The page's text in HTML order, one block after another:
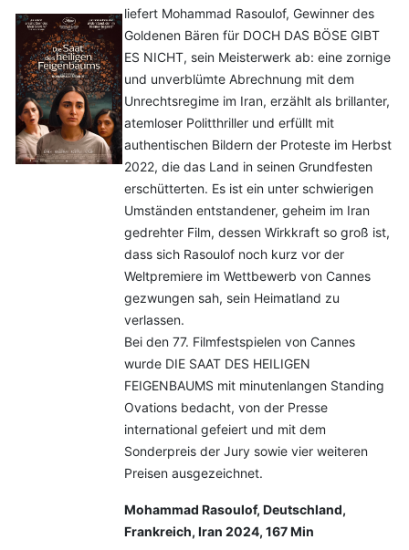
liefert Mohammad Rasoulof, Gewinner des
Goldenen Bären für DOCH DAS BÖSE GIBT
ES NICHT, sein Meisterwerk ab: eine zornige
und unverblümte Abrechnung mit dem
Unrechtsregime im Iran, erzählt als brillanter,
atemloser Politthriller und erfüllt mit
authentischen Bildern der Proteste im Herbst
2022, die das Land in seinen Grundfesten
erschütterten. Es ist ein unter schwierigen
Umständen entstandener, geheim im Iran
gedrehter Film, dessen Wirkkraft so groß ist,
dass sich Rasoulof noch kurz vor der
Weltpremiere im Wettbewerb von Cannes
gezwungen sah, sein Heimatland zu
verlassen.
Bei den 77. Filmfestspielen von Cannes
wurde DIE SAAT DES HEILIGEN
FEIGENBAUMS mit minutenlangen Standing
Ovations bedacht, von der Presse
international gefeiert und mit dem
Sonderpreis der Jury sowie vier weiteren
Preisen ausgezeichnet.
Mohammad Rasoulof, Deutschland,
Frankreich, Iran 2024, 167 Min